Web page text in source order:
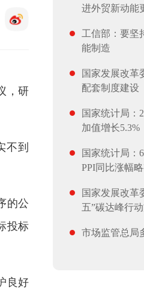
，研
不到
的公
投标
良好
进外贸新动能
工信部：要坚
能制造
国家发展改革
配套制度建设
国家统计局：
加值增长5.3%
国家统计局：
PPI同比涨幅
国家发展改革
五”碳达峰行动
市场监管总局